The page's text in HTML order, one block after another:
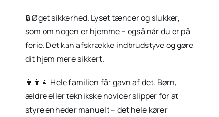
🔒 Øget sikkerhed. Lyset tænder og slukker,
som om nogen er hjemme – også når du er på
ferie. Det kan afskrække indbrudstyve og gøre
dit hjem mere sikkert.
👨‍👩‍👧 Hele familien får gavn af det. Børn,
ældre eller teknikske novicer slipper for at
styre enheder manuelt – det hele kører